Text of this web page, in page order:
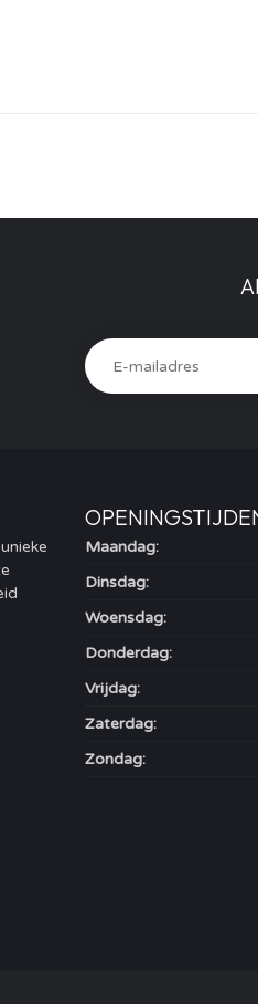
Maandag:
Dinsdag:
Woensdag:
Donderdag:
Vrijdag:
Zaterdag:
Zondag: